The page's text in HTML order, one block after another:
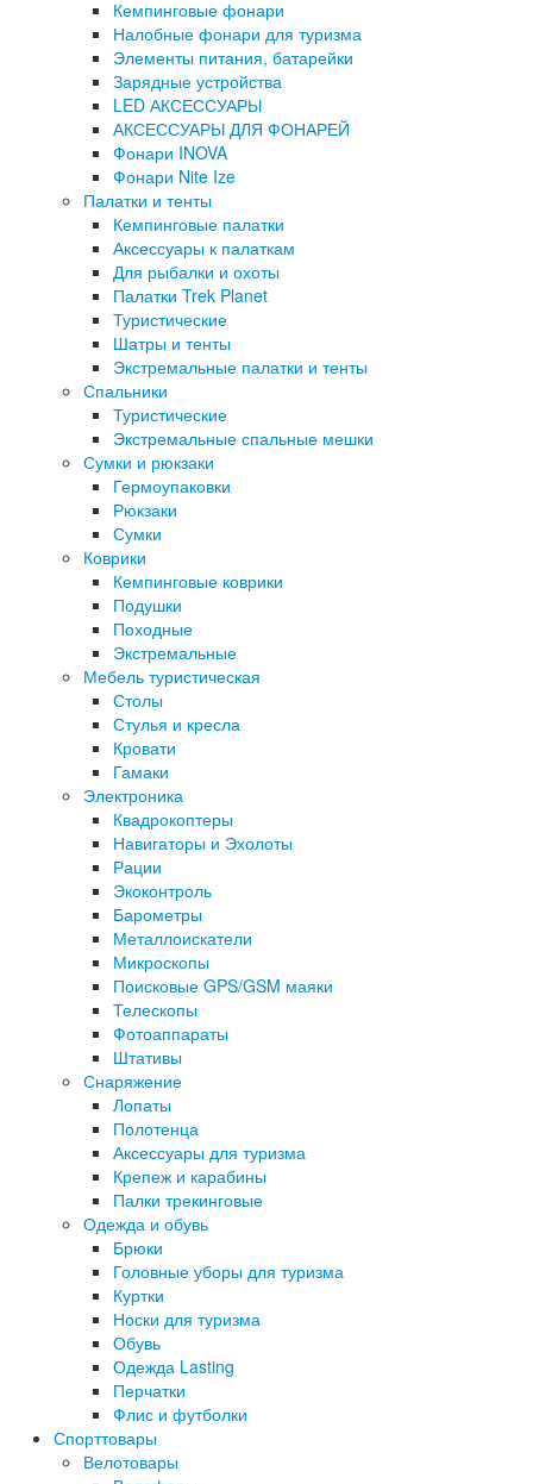
Кемпинговые фонари
Налобные фонари для туризма
Элементы питания, батарейки
Зарядные устройства
LED АКСЕССУАРЫ
АКСЕССУАРЫ ДЛЯ ФОНАРЕЙ
Фонари INOVA
Фонари Nite Ize
Палатки и тенты
Кемпинговые палатки
Аксессуары к палаткам
Для рыбалки и охоты
Палатки Trek Planet
Туристические
Шатры и тенты
Экстремальные палатки и тенты
Спальники
Туристические
Экстремальные спальные мешки
Сумки и рюкзаки
Гермоупаковки
Рюкзаки
Сумки
Коврики
Кемпинговые коврики
Подушки
Походные
Экстремальные
Мебель туристическая
Столы
Стулья и кресла
Кровати
Гамаки
Электроника
Квадрокоптеры
Навигаторы и Эхолоты
Рации
Экоконтроль
Барометры
Металлоискатели
Микроскопы
Поисковые GPS/GSM маяки
Телескопы
Фотоаппараты
Штативы
Снаряжение
Лопаты
Полотенца
Аксессуары для туризма
Крепеж и карабины
Палки трекинговые
Одежда и обувь
Брюки
Головные уборы для туризма
Куртки
Носки для туризма
Обувь
Одежда Lasting
Перчатки
Флис и футболки
Спорттовары
Велотовары